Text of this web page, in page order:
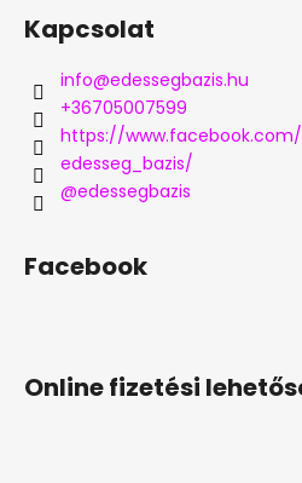
Kapcsolat
info@edessegbazis.hu
+36705007599
https://www.facebook.com/
edesseg_bazis/
@edessegbazis
Facebook
Online fizetési